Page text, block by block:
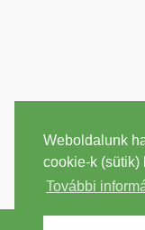
Weboldalunk
cookie-k (sütik)
További